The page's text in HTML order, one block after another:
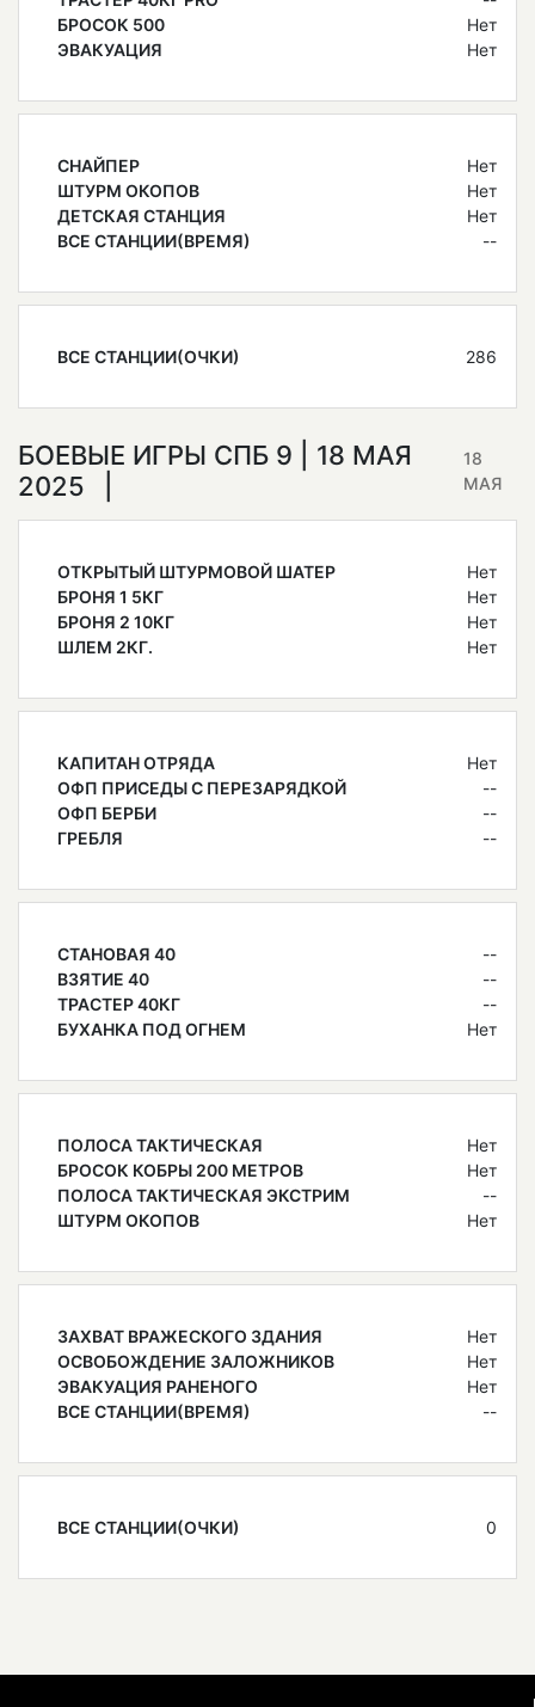
БРОСОК 500
Нет
ЭВАКУАЦИЯ
Нет
СНАЙПЕР
Нет
ШТУРМ ОКОПОВ
Нет
ДЕТСКАЯ СТАНЦИЯ
Нет
ВСЕ СТАНЦИИ(ВРЕМЯ)
--
ВСЕ СТАНЦИИ(ОЧКИ) 286
БОЕВЫЕ ИГРЫ СПБ 9 | 18 МАЯ
2025
18
МАЯ
ОТКРЫТЫЙ ШТУРМОВОЙ ШАТЕР
Нет
БРОНЯ 1 5КГ
Нет
БРОНЯ 2 10КГ
Нет
ШЛЕМ 2КГ.
Нет
КАПИТАН ОТРЯДА
Нет
ОФП ПРИСЕДЫ С ПЕРЕЗАРЯДКОЙ
--
ОФП БЕРБИ
--
ГРЕБЛЯ
--
СТАНОВАЯ 40
--
ВЗЯТИЕ 40
--
ТРАСТЕР 40КГ
--
БУХАНКА ПОД ОГНЕМ
Нет
ПОЛОСА ТАКТИЧЕСКАЯ
Нет
БРОСОК КОБРЫ 200 МЕТРОВ
Нет
ПОЛОСА ТАКТИЧЕСКАЯ ЭКСТРИМ
--
ШТУРМ ОКОПОВ
Нет
ЗАХВАТ ВРАЖЕСКОГО ЗДАНИЯ
Нет
ОСВОБОЖДЕНИЕ ЗАЛОЖНИКОВ
Нет
ЭВАКУАЦИЯ РАНЕНОГО
Нет
ВСЕ СТАНЦИИ(ВРЕМЯ)
--
ВСЕ СТАНЦИИ(ОЧКИ) 0